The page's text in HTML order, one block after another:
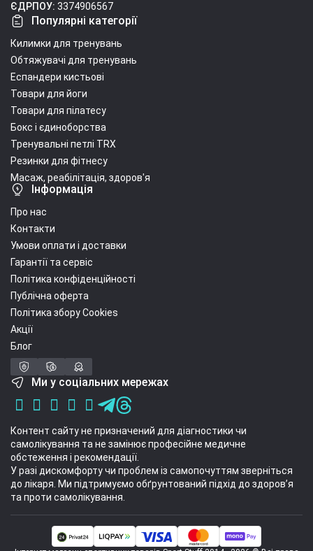
ЄДРПОУ: 3374906567
Популярні категорії
Килимки для тренувань
Обтяжувачі для тренувань
Еспандери кистьові
Товари для йоги
Товари для пілатесу
Бокс і єдиноборства
Тренувальні петлі TRX
Резинки для фітнесу
Масаж, реабілітація, здоров'я
Інформація
Про нас
Контакти
Умови оплати і доставки
Гарантії та сервіс
Політика конфіденційності
Публічна оферта
Політика збору Cookies
Акції
Блог
Ми у соціальних мережах
Контент сайту не призначений для діагностики чи
самолікування та не замінює професійне медичне
обстеження і рекомендації.
У разі дискомфорту чи проблем із самопочуттям зверніться
до лікаря. Ми підтримуємо обґрунтований підхід до здоров’я
та проти самолікування.